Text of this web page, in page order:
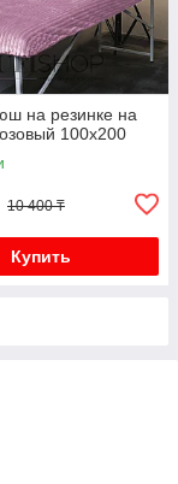
на резинке на
100х200
10 400 ₸
Купить